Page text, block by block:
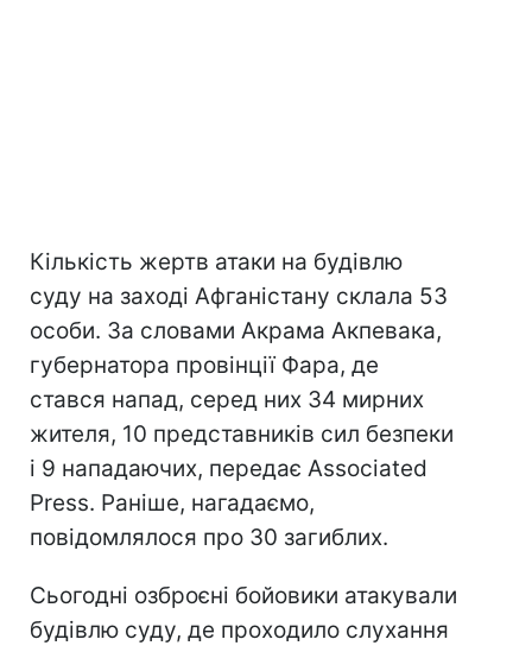
Кількість жертв атаки на будівлю
суду на заході Афганістану склала 53
особи. За словами Акрама Акпевака,
губернатора провінції Фара, де
стався напад, серед них 34 мирних
жителя, 10 представників сил безпеки
і 9 нападаючих, передає Associated
Press. Раніше, нагадаємо,
повідомлялося про 30 загиблих.
Сьогодні озброєні бойовики атакували
будівлю суду, де проходило слухання